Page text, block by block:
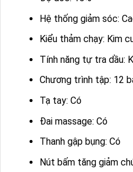
Hệ thống giảm sóc:
Kiểu thảm chạy: Kim
Tính năng tự tra dầu:
Chương trình tập: 12
Tạ tay: Có
Đai massage: Có
Thanh gập bụng: Có
Nút bấm tăng giảm